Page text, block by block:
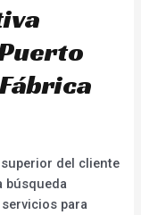
del cliente
búsqueda
para